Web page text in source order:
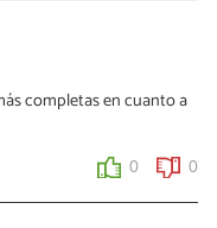
completas en cuanto a
0 0